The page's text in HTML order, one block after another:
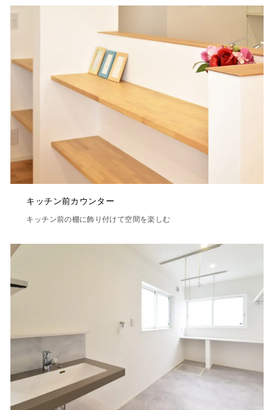
キッチン前カウンター
キッチン前の棚に飾り付けて空間を楽しむ